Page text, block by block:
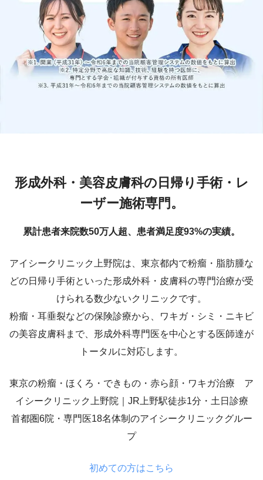
形成外科・美容皮膚科の日帰り手術・レ
ーザー施術専門。
累計患者来院数50万人超、患者満足度93%の実績。
アイシークリニック上野院は、東京都内で粉瘤・脂肪腫な
どの日帰り手術といった形成外科・皮膚科の専門治療が受
けられる数少ないクリニックです。
粉瘤・耳垂裂などの保険診療から、ワキガ・シミ・ニキビ
の美容皮膚科まで、形成外科専門医を中心とする医師達が
トータルに対応します。
東京の粉瘤・ほくろ・できもの・赤ら顔・ワキガ治療 ア
イシークリニック上野院｜JR上野駅徒歩1分・土日診療
首都圏6院・専門医18名体制のアイシークリニックグルー
プ
初めての方はこちら